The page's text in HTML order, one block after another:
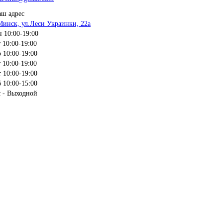
адрес
ул.Леси Украинки, 22а
10:00-19:00
10:00-19:00
10:00-19:00
10:00-19:00
10:00-19:00
10:00-15:00
- Выходной